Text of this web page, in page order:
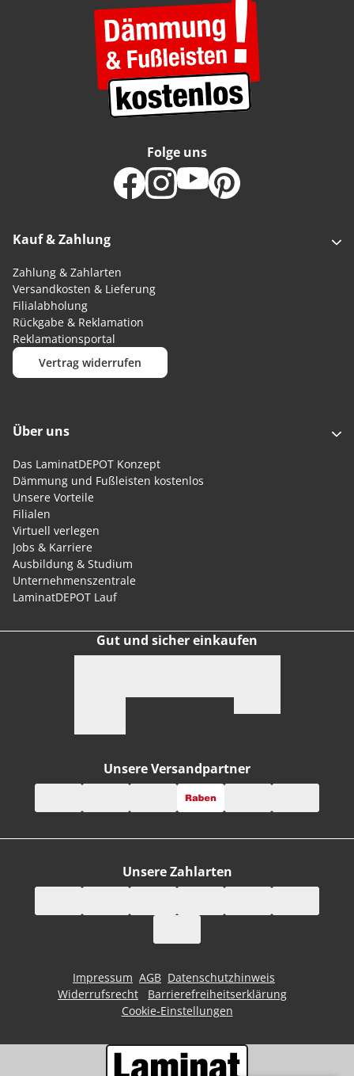
Kauf & Zahlung
Zahlung & Zahlarten
Versandkosten & Lieferung
Filialabholung
Rückgabe & Reklamation
Reklamationsportal
Vertrag widerrufen
Folge uns
Über uns
Das LaminatDEPOT Konzept
Dämmung und Fußleisten kostenlos
Unsere Vorteile
Filialen
Virtuell verlegen
Jobs & Karriere
Ausbildung & Studium
Unternehmenszentrale
LaminatDEPOT Lauf
Gut und sicher einkaufen
Unsere Zahlarten
Unsere Versandpartner
Impressum AGB Datenschutzhinweis
Widerrufsrecht
Barrierefreiheitserklärung
Cookie-Einstellungen